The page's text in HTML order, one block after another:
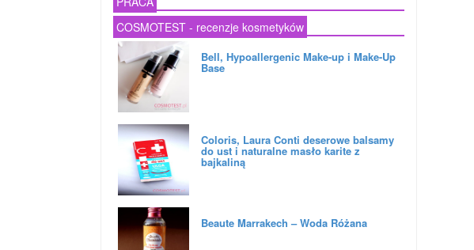
COSMOTEST - recenzje kosmetyków
Bell, Hypoallergenic Make-up i Make-Up
Base
Coloris, Laura Conti deserowe balsamy
do ust i naturalne masło karite z
bajkaliną
Beaute Marrakech – Woda Różana